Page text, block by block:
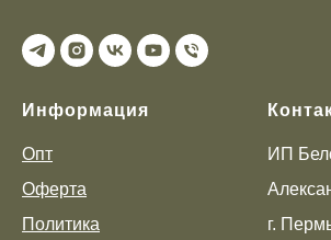
Информация
Опт
Оферта
Политика
ИП
г.